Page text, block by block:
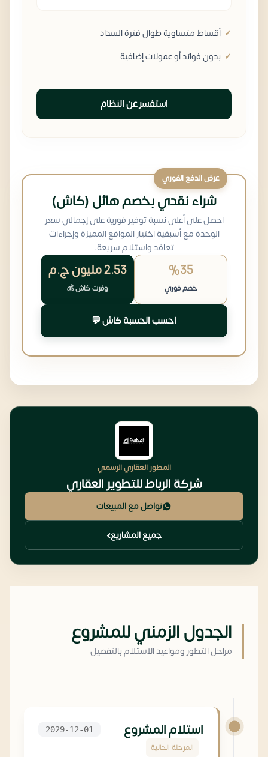
أقساط متساوية طوال فترة السداد
بدون فوائد أو عمولات إضافية
استفسر عن النظام
عرض الدفع الفوري
شراء نقدي بخصم هائل (كاش)
احصل على أعلى نسبة توفير فورية على إجمالي سعر
الوحدة مع أسبقية اختيار المواقع المميزة وإجراءات
تعاقد واستلام سريعة.
%35
خصم فوري
2.53 مليون ج.م
وفرت كاش 💰
احسب الحسبة كاش 💬
المطور العقاري الرسمي
شركة الرباط للتطوير العقاري
تواصل مع المبيعات
جميع المشاريع
الجدول الزمني للمشروع
مراحل التطور ومواعيد الاستلام بالتفصيل
استلام المشروع
المرحلة الحالية
2029-12-01